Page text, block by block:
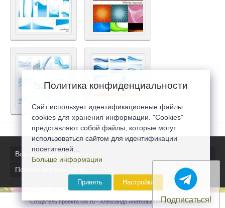
Все последние новости
Полная версия сайта
Создатель проекта 0lik.ru - Александр Анатольевич © 2007-2026
Подписаться!
Политика конфиденциальности
Сайт использует идентификационные файлы
cookies для хранения информации. "Cookies"
представляют собой файлы, которые могут
использоваться сайтом для идентификации
посетителей...
Больше информации
Принять Настройка